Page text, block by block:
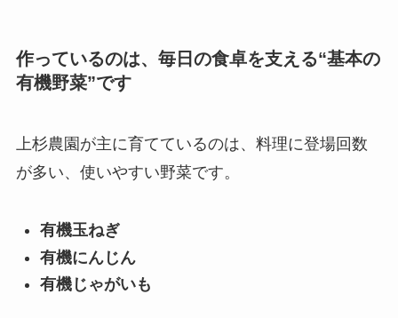
作っているのは、毎日の食卓を支える“基本の
有機野菜”です
上杉農園が主に育てているのは、料理に登場回数
が多い、使いやすい野菜です。
有機玉ねぎ
有機にんじん
有機じゃがいも